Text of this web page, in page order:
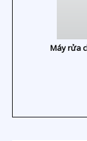
Máy rửa